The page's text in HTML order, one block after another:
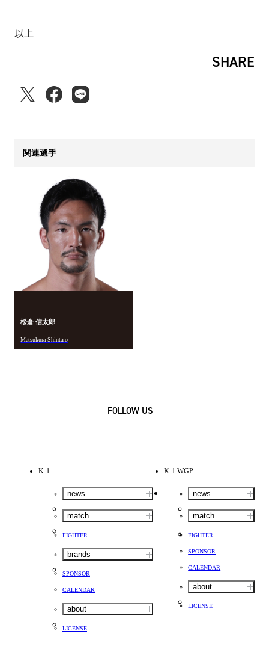
以上
SHARE
関連選手
松倉 信太郎
Matsukura Shintaro
FOLLOW US
K-1
news
match
FIGHTER
brands
SPONSOR
CALENDAR
about
LICENSE
K-1 WGP
news
match
FIGHTER
SPONSOR
CALENDAR
about
LICENSE